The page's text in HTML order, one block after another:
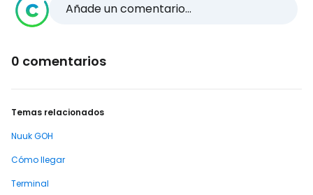
Añade un comentario...
0 comentarios
Temas relacionados
Nuuk GOH
Cómo llegar
Terminal